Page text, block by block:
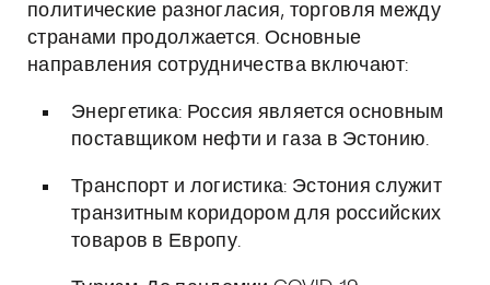
политические разногласия, торговля между
странами продолжается. Основные
направления сотрудничества включают:
Энергетика: Россия является основным
поставщиком нефти и газа в Эстонию.
Транспорт и логистика: Эстония служит
транзитным коридором для российских
товаров в Европу.